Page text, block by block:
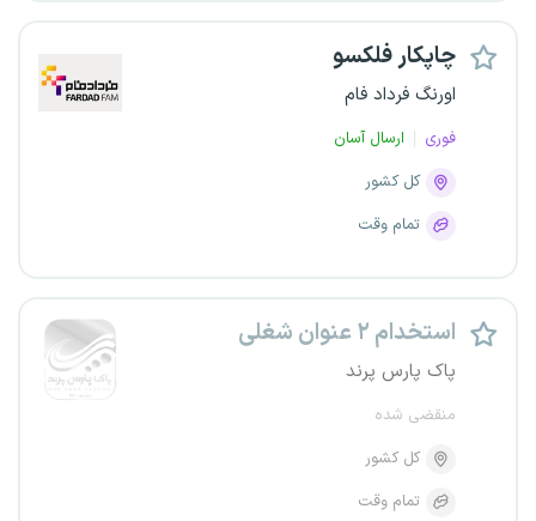
چاپکار فلکسو
اورنگ فرداد فام
فوری
ارسال آسان
کل کشور
تمام وقت
استخدام ۲ عنوان شغلی
پاک پارس پرند
منقضی شده
کل کشور
تمام وقت